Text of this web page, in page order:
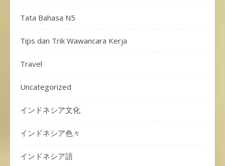
Tata Bahasa N5
Tips dan Trik Wawancara Kerja
Travel
Uncategorized
インドネシア文化
インドネシア色々
インドネシア語